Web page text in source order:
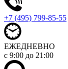
+7 (495) 799-85-55
ЕЖЕДНЕВНО
с 9:00 до 21:00